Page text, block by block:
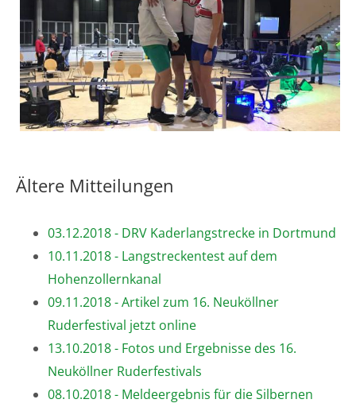
Ältere Mitteilungen
03.12.2018 - DRV Kaderlangstrecke in Dortmund
10.11.2018 - Langstreckentest auf dem
Hohenzollernkanal
09.11.2018 - Artikel zum 16. Neuköllner
Ruderfestival jetzt online
13.10.2018 - Fotos und Ergebnisse des 16.
Neuköllner Ruderfestivals
08.10.2018 - Meldeergebnis für die Silbernen